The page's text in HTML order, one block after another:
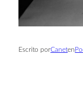
Escrito porCaneten